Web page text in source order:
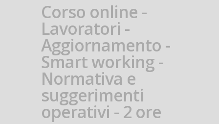
Corso online -
Lavoratori -
Aggiornamento -
Smart working -
Normativa e
suggerimenti
operativi - 2 ore